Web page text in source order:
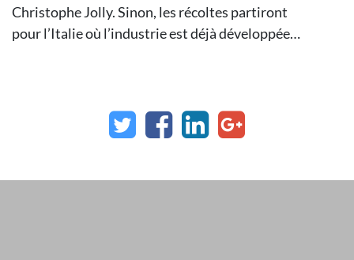
Christophe Jolly.Sinon, les récoltes partiront
pourl’Italie où l’industrie est déjà développée…